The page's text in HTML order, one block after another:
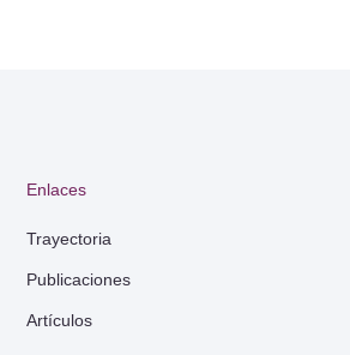
Enlaces
Trayectoria
Publicaciones
Artículos